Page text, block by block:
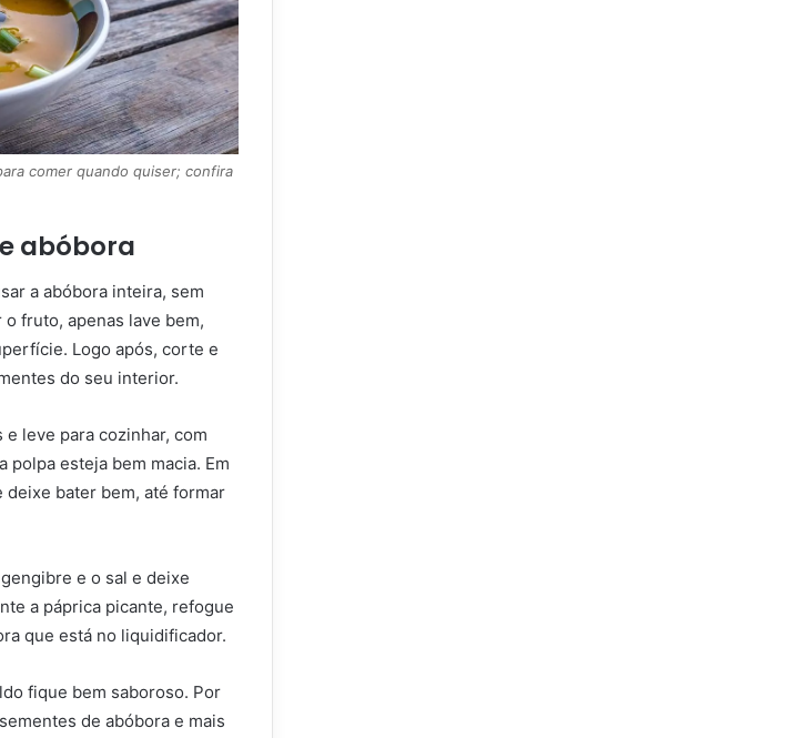
comer quando quiser; confira
abóbora
a abóbora inteira, sem
fruto, apenas lave bem,
Logo após, corte e
do seu interior.
leve para cozinhar, com
polpa esteja bem macia. Em
bater bem, até formar
e o sal e deixe
a páprica picante, refogue
que está no liquidificador.
fique bem saboroso. Por
de abóbora e mais